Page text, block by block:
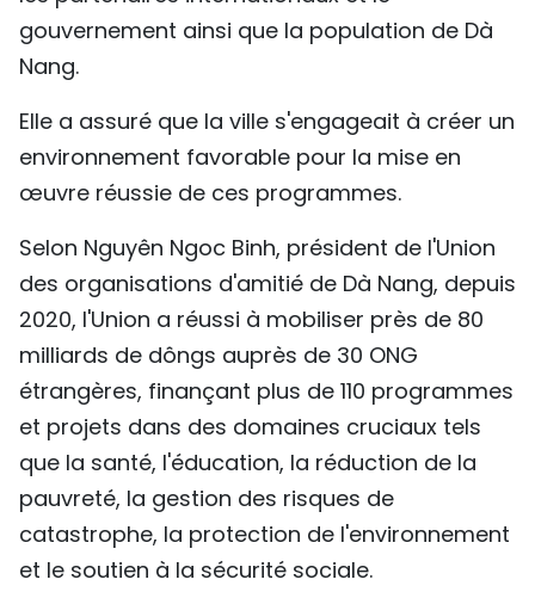
gouvernement ainsi que la population de Dà
Nang.
Elle a assuré que la ville s'engageait à créer un
environnement favorable pour la mise en
œuvre réussie de ces programmes.
Selon Nguyên Ngoc Binh, président de l'Union
des organisations d'amitié de Dà Nang, depuis
2020, l'Union a réussi à mobiliser près de 80
milliards de dôngs auprès de 30 ONG
étrangères, finançant plus de 110 programmes
et projets dans des domaines cruciaux tels
que la santé, l'éducation, la réduction de la
pauvreté, la gestion des risques de
catastrophe, la protection de l'environnement
et le soutien à la sécurité sociale.